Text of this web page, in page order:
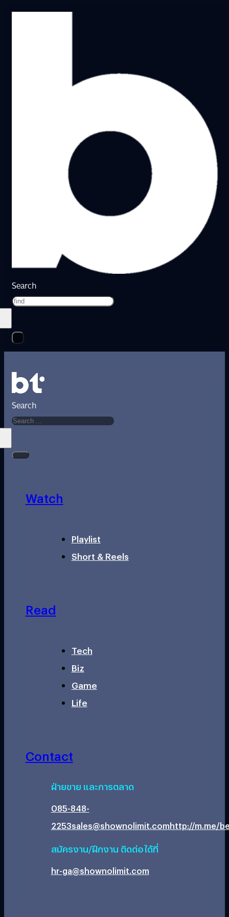
Search
Search
Watch
Playlist
Short & Reels
Read
Tech
Biz
Game
Life
Contact
ฝ่ายขาย และการตลาด
085-848-
2253sales@shownolimit.comhttp://m.me/
สมัครงาน/ฝึกงาน ติดต่อได้ที่
hr-ga@shownolimit.com